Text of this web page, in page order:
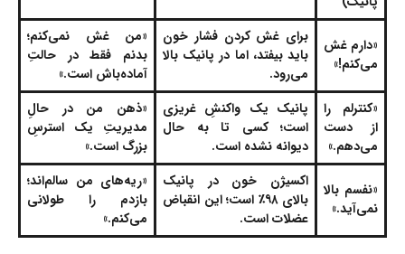
«دارم غش
می‌کنم!»
برای غش کردن فشار خون
باید بیفتد، اما در پانیک بالا
می‌رود.
«من غش نمی‌کنم؛
بدنم فقط در حالتِ
آماده‌باش است.»
«کنترلم را
از دست
می‌دهم.»
پانیک یک واکنشِ غریزی
است؛ کسی تا به حال
دیوانه نشده است.
«ذهن من در حالِ
مدیریتِ یک استرسِ
بزرگ است.»
«نفسم بالا
نمی‌آید.»
اکسیژن خون در پانیک
بالای ۹۸٪ است؛ این انقباض
عضلات است.
«ریه‌های من سالم‌اند؛
بازدم را طولانی
می‌کنم.»